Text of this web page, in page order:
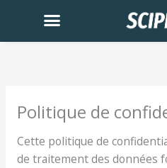
content
Politique de
Cette politique de
de traitement des données